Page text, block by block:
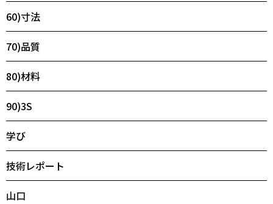
60)寸法
70)品質
80)材料
90)3S
学び
技術レポート
山口